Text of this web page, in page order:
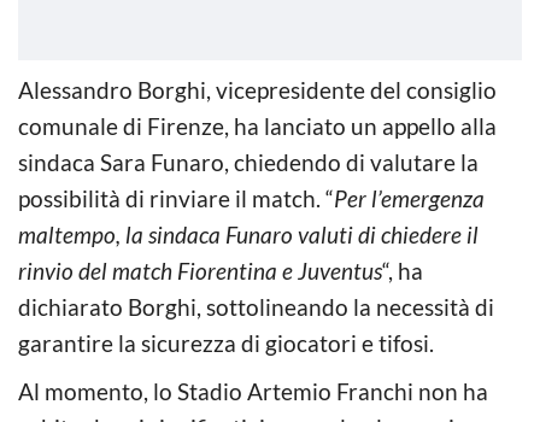
Alessandro Borghi, vicepresidente del consiglio
comunale di Firenze, ha lanciato un appello alla
sindaca Sara Funaro, chiedendo di valutare la
possibilità di rinviare il match. “Per l’emergenza
maltempo, la sindaca Funaro valuti di chiedere il
rinvio del match Fiorentina e Juventus“, ha
dichiarato Borghi, sottolineando la necessità di
garantire la sicurezza di giocatori e tifosi.
Al momento, lo Stadio Artemio Franchi non ha